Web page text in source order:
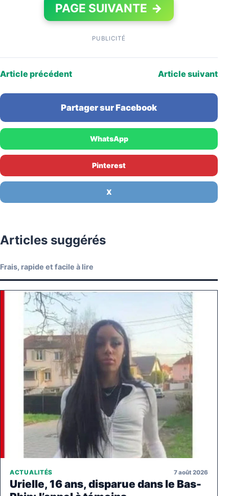
PAGE SUIVANTE →
PUBLICITÉ
Article précédent Article suivant
Partager sur Facebook
WhatsApp
Pinterest
X
Articles suggérés
Frais, rapide et facile à lire
ACTUALITÉS 7 août 2026
Urielle, 16 ans, disparue dans le Bas-